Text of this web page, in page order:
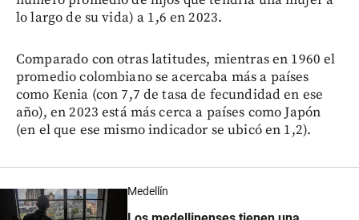
lo largo de su vida) a 1,6 en 2023.
Comparado con otras latitudes, mientras en 1960 el
promedio colombiano se acercaba más a países
como Kenia (con 7,7 de tasa de fecundidad en ese
año), en 2023 está más cerca a países como Japón
(en el que ese mismo indicador se ubicó en 1,2).
Medellín